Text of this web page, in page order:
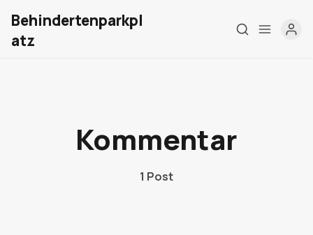
Meine Firma
London Barrierefrei
Behindertenparkpl
atz
Kommentar
1 Post